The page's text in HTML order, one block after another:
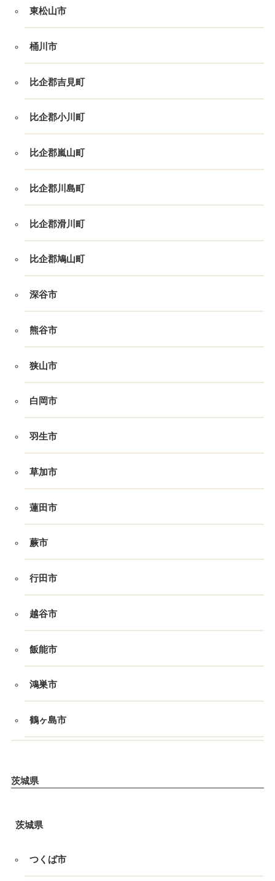
東松山市
桶川市
比企郡吉見町
比企郡小川町
比企郡嵐山町
比企郡川島町
比企郡滑川町
比企郡鳩山町
深谷市
熊谷市
狭山市
白岡市
羽生市
草加市
蓮田市
蕨市
行田市
越谷市
飯能市
鴻巣市
鶴ヶ島市
茨城県
茨城県
つくば市